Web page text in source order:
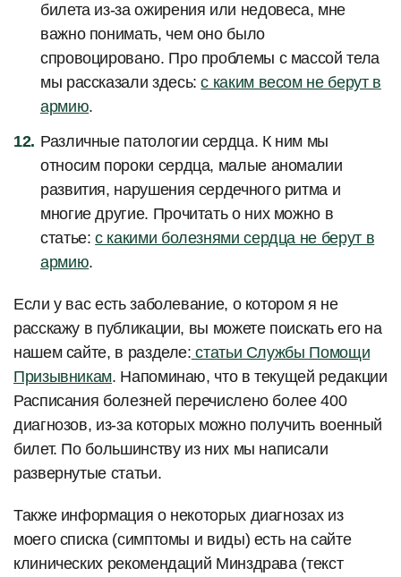
билета из-за ожирения или недовеса, мне
важно понимать, чем оно было
спровоцировано. Про проблемы с массой тела
мы рассказали здесь:с каким весом не берут в
армию.
Различные патологии сердца. К ним мы
относим пороки сердца, малые аномалии
развития, нарушения сердечного ритма и
многие другие. Прочитать о них можно в
статье:с какими болезнями сердца не берут в
армию.
Если у вас есть заболевание, о котором я не
расскажу в публикации, вы можете поискать его на
нашем сайте, в разделе: статьи Службы Помощи
Призывникам. Напоминаю, что в текущей редакции
Расписания болезней перечислено более 400
диагнозов, из-за которых можно получить военный
билет. По большинству из них мы написали
развернутые статьи.
Также информация о некоторых диагнозах из
моего списка (симптомы и виды) есть на сайте
клинических рекомендаций Минздрава (текст